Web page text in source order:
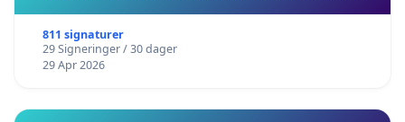
811 signaturer
29 Signeringer / 30 dager
29 Apr 2026